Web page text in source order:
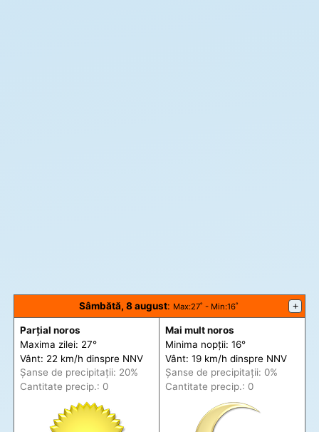
Sâmbătă, 8 august: Max:27˚ - Min:16˚ +
Parțial noros
Maxima zilei: 27°
Vânt: 22 km/h dinspre NNV
Șanse de precipitații: 20%
Cantitate precip.: 0
Mai mult noros
Minima nopții: 16°
Vânt: 19 km/h dinspre NNV
Șanse de precipitații: 0%
Cantitate precip.: 0